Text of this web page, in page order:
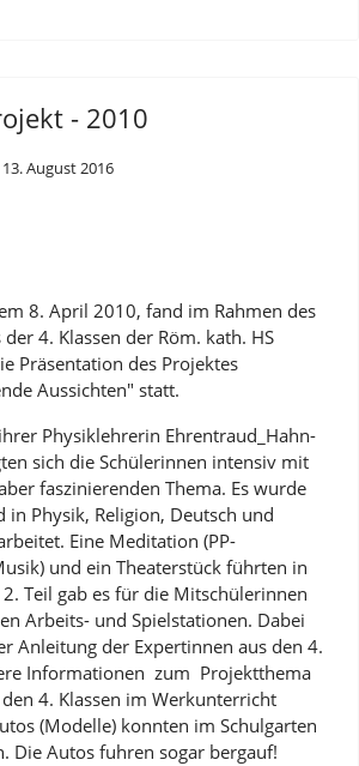
- 2010
13. August 2016
8. April 2010, fand im Rahmen des
4. Klassen der Röm. kath. HS
Präsentation des Projektes
Aussichten" statt.
Physiklehrerin Ehrentraud_Hahn-
sich die Schülerinnen intensiv mit
faszinierenden Thema. Es wurde
in Physik, Religion, Deutsch und
Eine Meditation (PP-
und ein Theaterstück führten in
Teil gab es für die Mitschülerinnen
Arbeits- und Spielstationen. Dabei
Anleitung der Expertinnen aus den 4.
Informationen zum Projektthema
4. Klassen im Werkunterricht
(Modelle) konnten im Schulgarten
Die Autos fuhren sogar bergauf!